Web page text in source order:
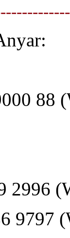
88
2996
9797